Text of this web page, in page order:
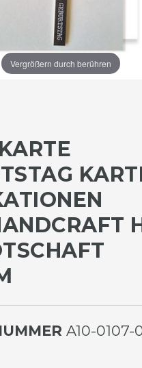
Vergrößern durch berühren
G
KARTE
A
1
A10-0107-